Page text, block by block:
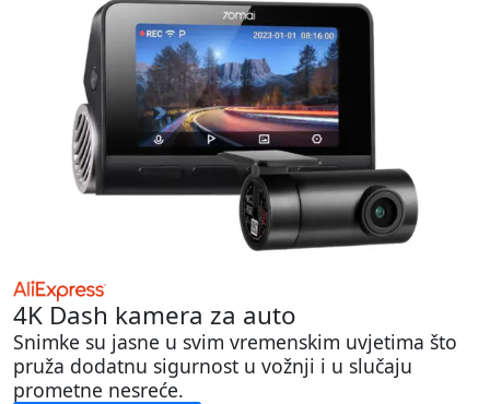
4K Dash kamera za auto
Snimke su jasne u svim vremenskim uvjetima što
pruža dodatnu sigurnost u vožnji i u slučaju
prometne nesreće.